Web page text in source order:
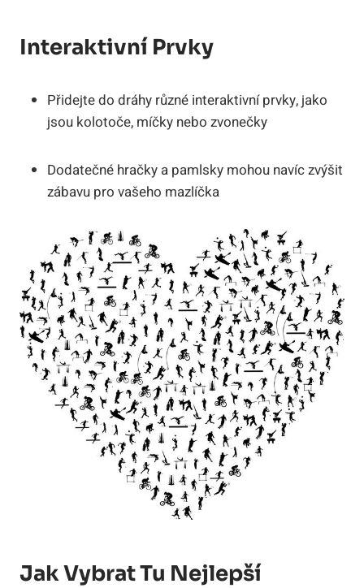
Interaktivní Prvky
Přidejte do dráhy různé interaktivní prvky, jako
jsou kolotoče, míčky nebo zvonečky
Dodatečné hračky a pamlsky mohou navíc zvýšit
zábavu pro vašeho mazlíčka
Jak Vybrat Tu Nejlepší